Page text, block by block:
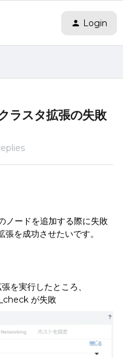
Login
ラスタ拡張の失敗
ノードを追加する際に失敗
を成功させたいです。
を実行したところ、
が失敗